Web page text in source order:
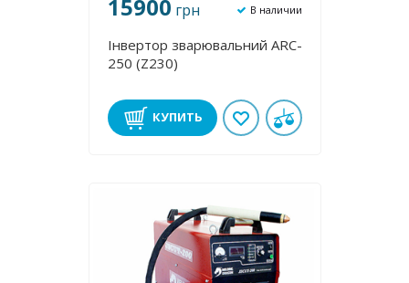
15900 грн В наличии
Інвертор зварювальний ARC-
250 (Z230)
КУПИТЬ